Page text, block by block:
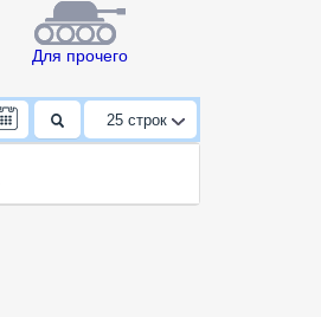
Для прочего
25строк